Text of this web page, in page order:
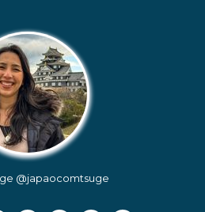
@japaocomtsuge